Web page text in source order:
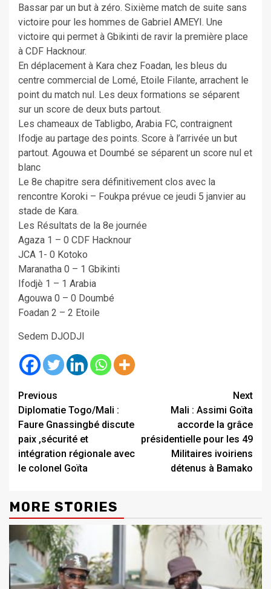
Bassar par un but à zéro. Sixième match de suite sans
victoire pour les hommes de Gabriel AMEYI. Une
victoire qui permet à Gbikinti de ravir la première place
à CDF Hacknour.
En déplacement à Kara chez Foadan, les bleus du
centre commercial de Lomé, Etoile Filante, arrachent le
point du match nul. Les deux formations se séparent
sur un score de deux buts partout.
Les chameaux de Tabligbo, Arabia FC, contraignent
Ifodje au partage des points. Score à l’arrivée un but
partout. Agouwa et Doumbé se séparent un score nul et
blanc
Le 8e chapitre sera définitivement clos avec la
rencontre Koroki – Foukpa prévue ce jeudi 5 janvier au
stade de Kara.
Les Résultats de la 8e journée
Agaza 1 – 0 CDF Hacknour
JCA 1- 0 Kotoko
Maranatha 0 – 1 Gbikinti
Ifodjè 1 – 1 Arabia
Agouwa 0 – 0 Doumbé
Foadan 2 – 2 Etoile
Sedem DJODJI
Continue
Reading
Previous
Diplomatie Togo/Mali :
Faure Gnassingbé discute
paix ,sécurité et
intégration régionale avec
le colonel Goïta
Next
Mali : Assimi Goïta
accorde la grâce
présidentielle pour les 49
Militaires ivoiriens
détenus à Bamako
MORE STORIES